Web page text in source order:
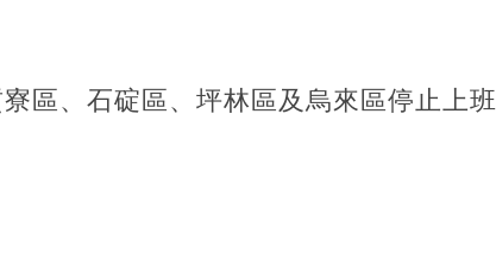
區、石碇區、坪林區及烏來區停止上班